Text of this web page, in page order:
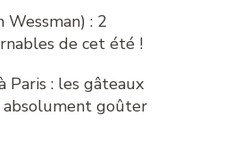
Wessman) : 2
de cet été !
Paris : les gâteaux
absolument goûter